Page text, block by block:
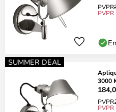
PVPR
SUMMER DEAL
3000
PVPR